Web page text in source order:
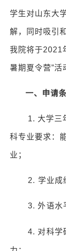
学生对山东大
解，同时吸引
我院将于2021
暑期夏令营”活
一、申请
1. 大学三
科专业要求：
业；
2. 学业成
3.外语水
4. 对科学